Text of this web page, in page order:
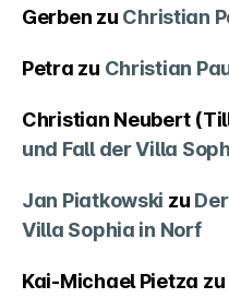
Gerben zu Christian
Petra zu Christian
Christian Neubert
und Fall der Villa
Jan Piatkowski zu
Villa Sophia in Norf
Kai-Michael Pietza zu